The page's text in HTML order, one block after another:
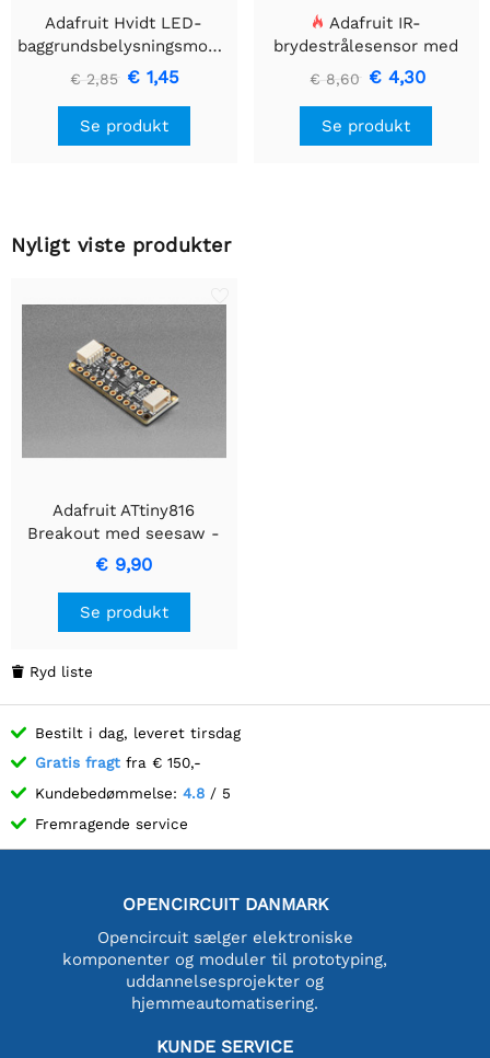
Adafruit Hvidt LED-
baggrundsbelysningsmodul
- Lille 12mm x 40mm
€ 2,85 € 1,45
Se produkt
Adafruit IR-
brydestrålesensor med
premium ledningsstuds -
5 mm LED'er
€ 8,60 € 4,30
Se produkt
Nyligt viste produkter
Adafruit ATtiny816
Breakout med seesaw -
STEMMA QT / Qwiic
€ 9,90
Se produkt
 Ryd liste
Bestilt i dag, leveret tirsdag
Gratis fragt fra € 150,-
Kundebedømmelse: 4.8 / 5
Fremragende service
OPENCIRCUIT DANMARK
Opencircuit sælger elektroniske
komponenter og moduler til prototyping,
uddannelsesprojekter og
hjemmeautomatisering.
KUNDE SERVICE